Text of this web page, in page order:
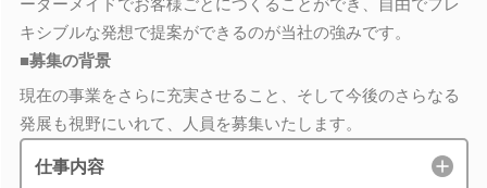
ーダーメイドでお客様ごとにつくることができ、自由でフレ
キシブルな発想で提案ができるのが当社の強みです。
■募集の背景
現在の事業をさらに充実させること、そして今後のさらなる
発展も視野にいれて、人員を募集いたします。
仕事内容